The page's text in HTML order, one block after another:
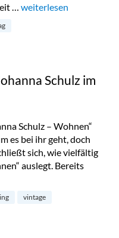
… „Schmuck-Unikate &
weiterlesen
Schulz im
Schulz – Wohnen“
es bei ihr geht, doch
sich, wie vielfältig
auslegt. Bereits
von Johanna Schulz im
vintage